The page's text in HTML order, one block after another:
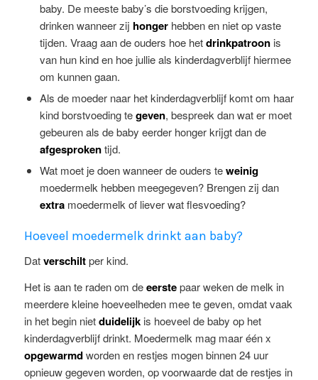
baby. De meeste baby’s die borstvoeding krijgen,
drinken wanneer zij hongerhebben en niet op vaste
tijden. Vraag aan de ouders hoe hetdrinkpatroonis
van hun kind en hoe jullie als kinderdagverblijf hiermee
om kunnen gaan.
Als de moeder naar het kinderdagverblijf komt om haar
kind borstvoeding tegeven, bespreek dan wat er moet
gebeuren als de baby eerder honger krijgt dan de
afgesprokentijd.
Wat moet je doen wanneer de ouders teweinig
moedermelk hebben meegegeven? Brengen zij dan
extramoedermelk of liever wat flesvoeding?
Hoeveel moedermelk drinkt aan baby?
Datverschiltper kind.
Het is aan te raden om deeerstepaar weken de melk in
meerdere kleine hoeveelheden mee te geven, omdat vaak
in het begin nietduidelijkis hoeveel de baby op het
kinderdagverblijf drinkt. Moedermelk mag maar één x
opgewarmdworden en restjes mogen binnen 24 uur
opnieuw gegeven worden, op voorwaarde dat de restjes in